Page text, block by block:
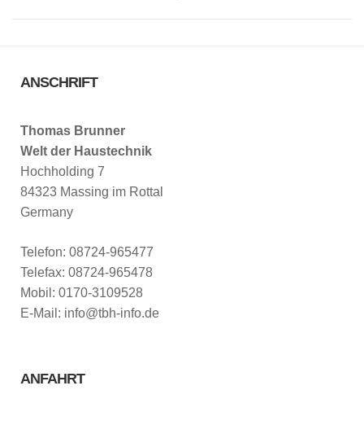
ANSCHRIFT
Thomas Brunner
Welt der Haustechnik
Hochholding 7
84323 Massing im Rottal
Germany
Telefon: 08724-965477
Telefax: 08724-965478
Mobil: 0170-3109528
E-Mail: info@tbh-info.de
ANFAHRT